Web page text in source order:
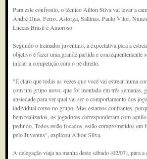
Para este confronto, o técnico Ailton Silva vai levar a
André Dias, Ferro, Astorga, Sallinas, Paulo Vitor,
Luccas Brasil e Amoroso.
Segundo o treinador juventino, a expectativa para a
objetivo é fazer uma grande partida e consequentemente
iniciar a competição com o pé direito.
"É claro que todas as vezes que você vai estrear numa
com um grupo novo, que foi montado em três semanas,
ansiedade para ver qual vai ser o comportamento dos
individual como no grupo. Mas estamos confiantes,
bem realizados, os jogadores corresponderam com
pedindo. Todos estão focados, estão comprometidos em
pelo Juventus", explicou Ailton Silva.
A delegação viaja na manha deste sábado (02/07), para a